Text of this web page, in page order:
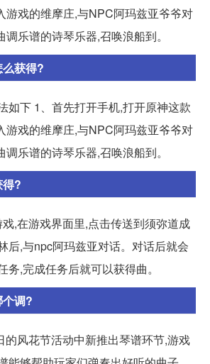
游戏的维摩庄,与NPC阿玛兹亚爷爷对
乐谱的诗琴乐器,召唤浪船到。
获得?
如下 1、首先打开手机,打开原神这款
游戏的维摩庄,与NPC阿玛兹亚爷爷对
乐谱的诗琴乐器,召唤浪船到。
得?
,在游戏界面里,点击传送到须弥道成
后,与npc阿玛兹亚对话。对话后就会
务,完成任务后就可以获得曲。
调?
的风花节活动中新推出琴谱环节,游戏